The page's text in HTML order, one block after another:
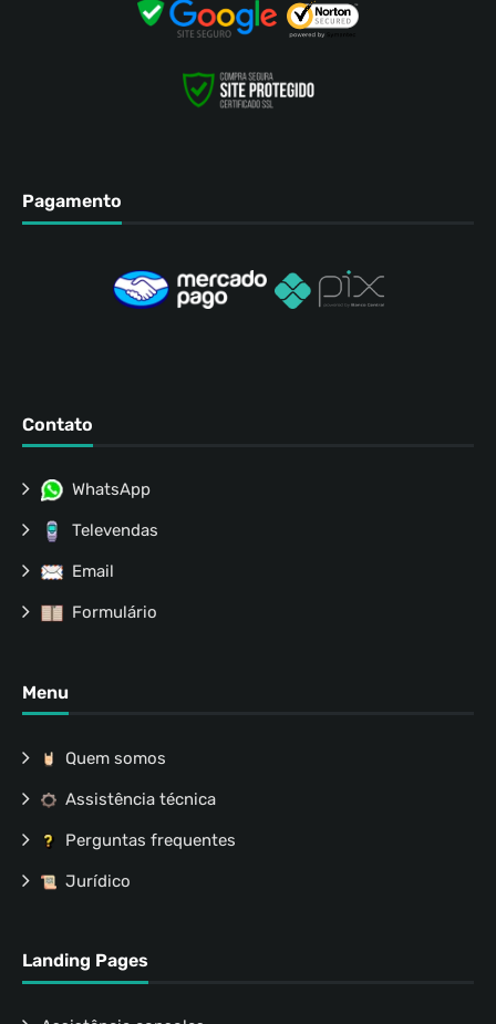
Pagamento
Contato
WhatsApp
Televendas
Email
Formulário
Menu
Quem somos
Assistência técnica
Perguntas frequentes
Jurídico
Landing Pages